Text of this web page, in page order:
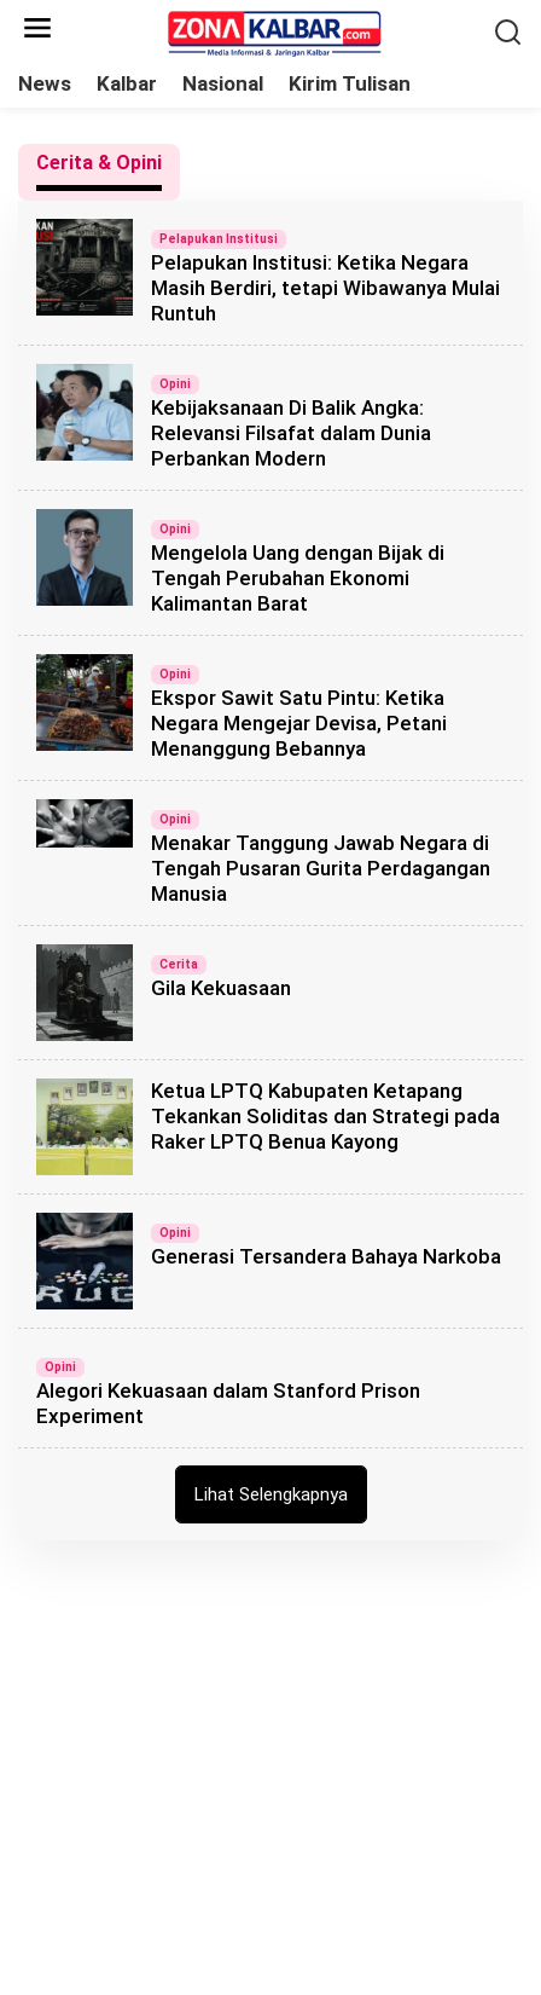
News Kalbar Nasional Kirim Tulisan
Cerita & Opini
Pelapukan Institusi
Pelapukan Institusi: Ketika Negara
Masih Berdiri, tetapi Wibawanya Mulai
Runtuh
Opini
Kebijaksanaan Di Balik Angka:
Relevansi Filsafat dalam Dunia
Perbankan Modern
Opini
Mengelola Uang dengan Bijak di
Tengah Perubahan Ekonomi
Kalimantan Barat
Opini
Ekspor Sawit Satu Pintu: Ketika
Negara Mengejar Devisa, Petani
Menanggung Bebannya
Opini
Menakar Tanggung Jawab Negara di
Tengah Pusaran Gurita Perdagangan
Manusia
Cerita
Gila Kekuasaan
Ketua LPTQ Kabupaten Ketapang
Tekankan Soliditas dan Strategi pada
Raker LPTQ Benua Kayong
Opini
Generasi Tersandera Bahaya Narkoba
Opini
Alegori Kekuasaan dalam Stanford Prison
Experiment
Lihat Selengkapnya